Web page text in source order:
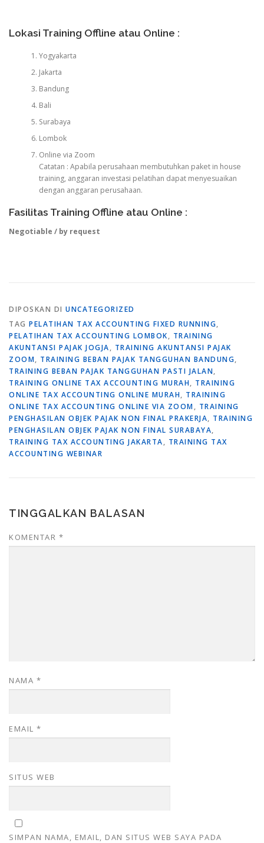
Lokasi Training Offline atau Online :
Yogyakarta
Jakarta
Bandung
Bali
Surabaya
Lombok
Online via Zoom
Catatan : Apabila perusahaan membutuhkan paket in house
training, anggaran investasi pelatihan dapat menyesuaikan
dengan anggaran perusahaan.
Fasilitas Training Offline atau Online :
Negotiable / by request
DIPOSKAN DI UNCATEGORIZED
TAG PELATIHAN TAX ACCOUNTING FIXED RUNNING,
PELATIHAN TAX ACCOUNTING LOMBOK, TRAINING
AKUNTANSI PAJAK JOGJA, TRAINING AKUNTANSI PAJAK
ZOOM, TRAINING BEBAN PAJAK TANGGUHAN BANDUNG,
TRAINING BEBAN PAJAK TANGGUHAN PASTI JALAN,
TRAINING ONLINE TAX ACCOUNTING MURAH, TRAINING
ONLINE TAX ACCOUNTING ONLINE MURAH, TRAINING
ONLINE TAX ACCOUNTING ONLINE VIA ZOOM, TRAINING
PENGHASILAN OBJEK PAJAK NON FINAL PRAKERJA, TRAINING
PENGHASILAN OBJEK PAJAK NON FINAL SURABAYA,
TRAINING TAX ACCOUNTING JAKARTA, TRAINING TAX
ACCOUNTING WEBINAR
TINGGALKAN BALASAN
KOMENTAR *
NAMA *
EMAIL *
SITUS WEB
SIMPAN NAMA, EMAIL, DAN SITUS WEB SAYA PADA